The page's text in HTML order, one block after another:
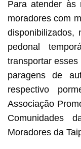
Para atender às
moradores com
pedonal
transportar
paragens de
respectivo
Associação
Comunidades
Moradores da